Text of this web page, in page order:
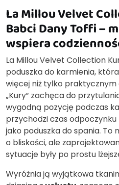
La Millou Velvet
Babci Dany Toffi –
wspiera
La Millou Velvet Collection
poduszka do karmienia,
więcej niż tylko
„Kury” zachęca do
wygodną pozycję podczas
przychodzi czas
jako poduszka do spania. To
o bliskości, ale
sytuacje były po prostu
Wyróżnia ją wyjątkowa